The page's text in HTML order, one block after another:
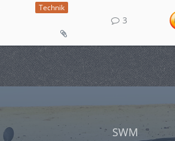
Technik
3
SWM